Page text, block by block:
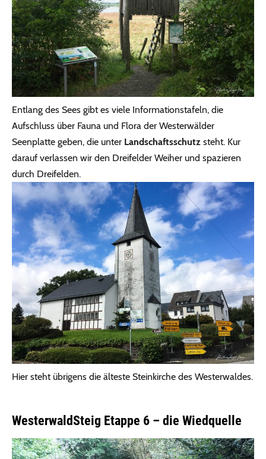
Entlang des Sees gibt es viele Informationstafeln, die
Aufschluss über Fauna und Flora der Westerwälder
Seenplatte geben, die unter Landschaftsschutz steht. Kur
darauf verlassen wir den Dreifelder Weiher und spazieren
durch Dreifelden.
Hier steht übrigens die älteste Steinkirche des Westerwaldes.
WesterwaldSteig Etappe 6 – die Wiedquelle